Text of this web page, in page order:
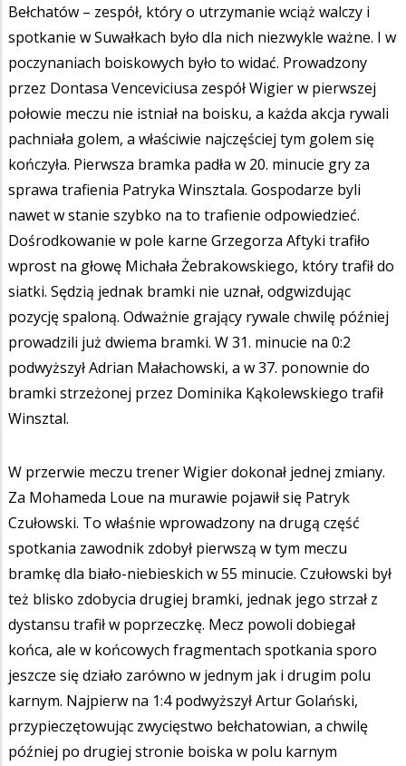
Bełchatów – zespół, który o utrzymanie wciąż walczy i
spotkanie w Suwałkach było dla nich niezwykle ważne. I w
poczynaniach boiskowych było to widać. Prowadzony
przez Dontasa Venceviciusa zespół Wigier w pierwszej
połowie meczu nie istniał na boisku, a każda akcja rywali
pachniała golem, a właściwie najczęściej tym golem się
kończyła. Pierwsza bramka padła w 20. minucie gry za
sprawa trafienia Patryka Winsztala. Gospodarze byli
nawet w stanie szybko na to trafienie odpowiedzieć.
Dośrodkowanie w pole karne Grzegorza Aftyki trafiło
wprost na głowę Michała Żebrakowskiego, który trafił do
siatki. Sędzią jednak bramki nie uznał, odgwizdując
pozycję spaloną. Odważnie grający rywale chwilę później
prowadzili już dwiema bramki. W 31. minucie na 0:2
podwyższył Adrian Małachowski, a w 37. ponownie do
bramki strzeżonej przez Dominika Kąkolewskiego trafił
Winsztal.
W przerwie meczu trener Wigier dokonał jednej zmiany.
Za Mohameda Loue na murawie pojawił się Patryk
Czułowski. To właśnie wprowadzony na drugą część
spotkania zawodnik zdobył pierwszą w tym meczu
bramkę dla biało-niebieskich w 55 minucie. Czułowski był
też blisko zdobycia drugiej bramki, jednak jego strzał z
dystansu trafił w poprzeczkę. Mecz powoli dobiegał
końca, ale w końcowych fragmentach spotkania sporo
jeszcze się działo zarówno w jednym jak i drugim polu
karnym. Najpierw na 1:4 podwyższył Artur Golański,
przypieczętowując zwycięstwo bełchatowian, a chwilę
później po drugiej stronie boiska w polu karnym